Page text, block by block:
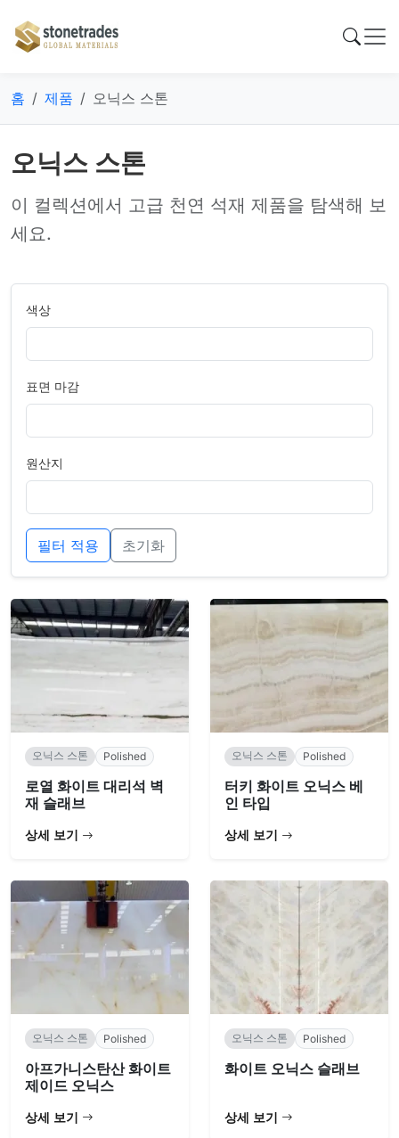
홈 제품 오닉스 스톤
오닉스 스톤
이 컬렉션에서 고급 천연 석재 제품을 탐색해 보
세요.
색상
표면 마감
원산지
필터 적용 초기화
오닉스 스톤 Polished
로열 화이트 대리석 벽
재 슬래브
상세 보기
오닉스 스톤 Polished
터키 화이트 오닉스 베
인 타입
상세 보기
오닉스 스톤 Polished
아프가니스탄산 화이트
제이드 오닉스
상세 보기
오닉스 스톤 Polished
화이트 오닉스 슬래브
상세 보기